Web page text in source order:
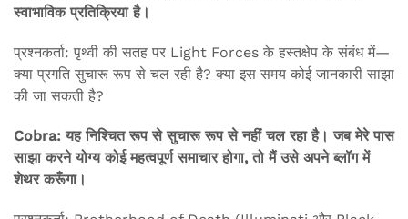
स्वाभाविक प्रतिक्रिया है।
प्रश्नकर्ता: पृथ्वी की सतह पर Light Forces के हस्तक्षेप के संबंध में—
क्या प्रगति सुचारू रूप से चल रही है? क्या इस समय कोई जानकारी साझा
की जा सकती है?
Cobra: यह निश्चित रूप से सुचारू रूप से नहीं चल रहा है। जब मेरे पास
साझा करने योग्य कोई महत्वपूर्ण समाचार होगा, तो मैं उसे अपने ब्लॉग में
शेथर करूँगा।